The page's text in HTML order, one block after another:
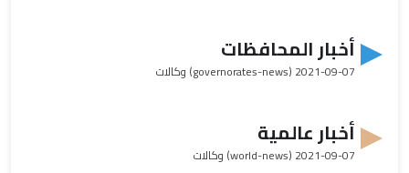
أخبار المحافظات
2021-09-07 (governorates-news) وكالات
أخبار عالمية
2021-09-07 (world-news) وكالات